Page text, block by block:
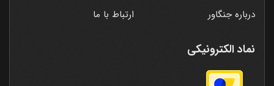
درباره جنگاور
ارتباط با ما
نماد الکترونیکی